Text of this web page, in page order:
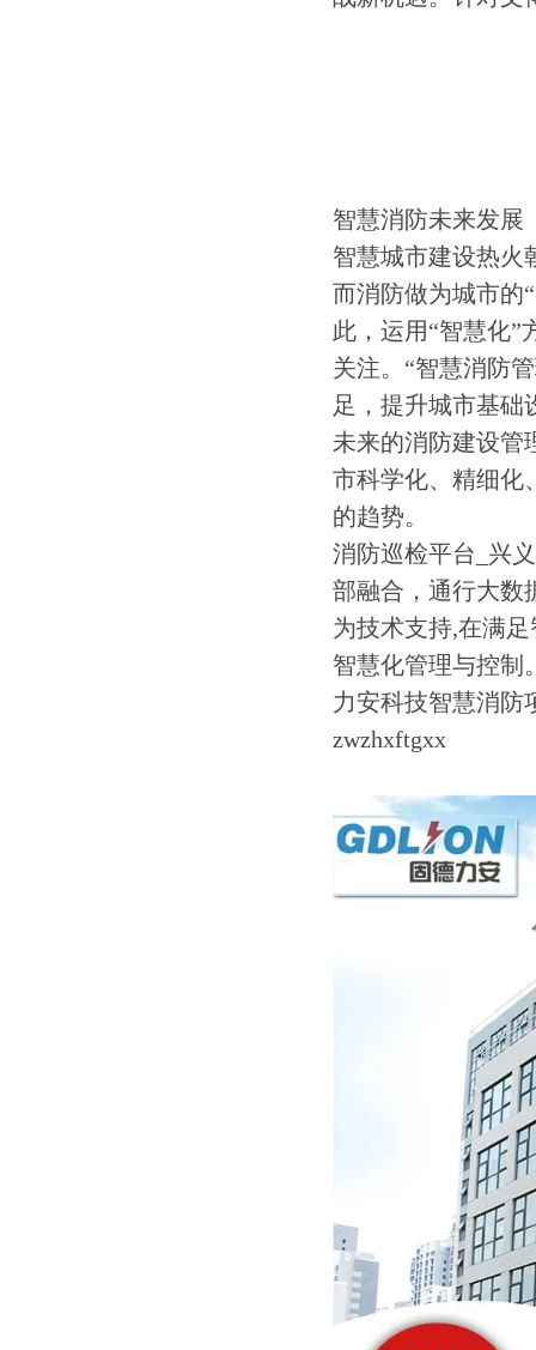
智慧消防未来发展
智慧城市建设热火
而消防做为城市的
此，运用“智慧化”
关注。“智慧消防
足，提升城市基础
未来的消防建设管
市科学化、精细化
的趋势。
消防巡检平台_兴
部融合，通行大数
为技术支持,在满
智慧化管理与控制
力安科技智慧消防
zwzhxftgxx